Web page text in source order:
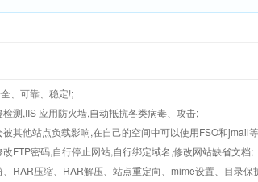
、可靠、稳定!;
测,IIS 应用防火墙,自动抵抗各类病毒、攻击;
其他站点负载影响,在自己的空间中可以使用FSO和jmail
FTP密码,自行停止网站,自行绑定域名,修改网站缺省文档;
RAR压缩、RAR解压、站点重定向、mime设置、目录